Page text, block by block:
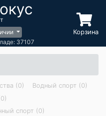
37107
Корзина
(0)
Водный спорт (0)
спорт (0)